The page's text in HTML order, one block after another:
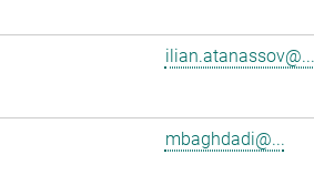
ilian.atanassov@...
mbaghdadi@...